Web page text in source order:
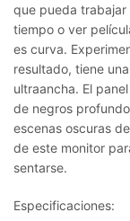
que pueda trabajar
tiempo o ver
es curva.
resultado, tiene
ultraancha. El
de negros
escenas oscuras
de este monitor
sentarse.
Especificaciones: